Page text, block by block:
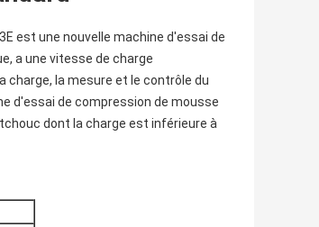
est une nouvelle machine d'essai de
a une vitesse de charge
charge, la mesure et le contrôle du
d'essai de compression de mousse
dont la charge est inférieure à